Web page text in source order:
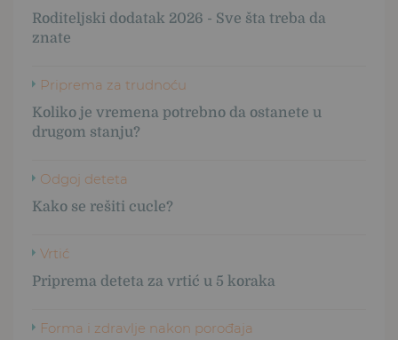
Roditeljski dodatak 2026 - Sve šta treba da
znate
Priprema za trudnoću
Koliko je vremena potrebno da ostanete u
drugom stanju?
Odgoj deteta
Kako se rešiti cucle?
Vrtić
Priprema deteta za vrtić u 5 koraka
Forma i zdravlje nakon porođaja